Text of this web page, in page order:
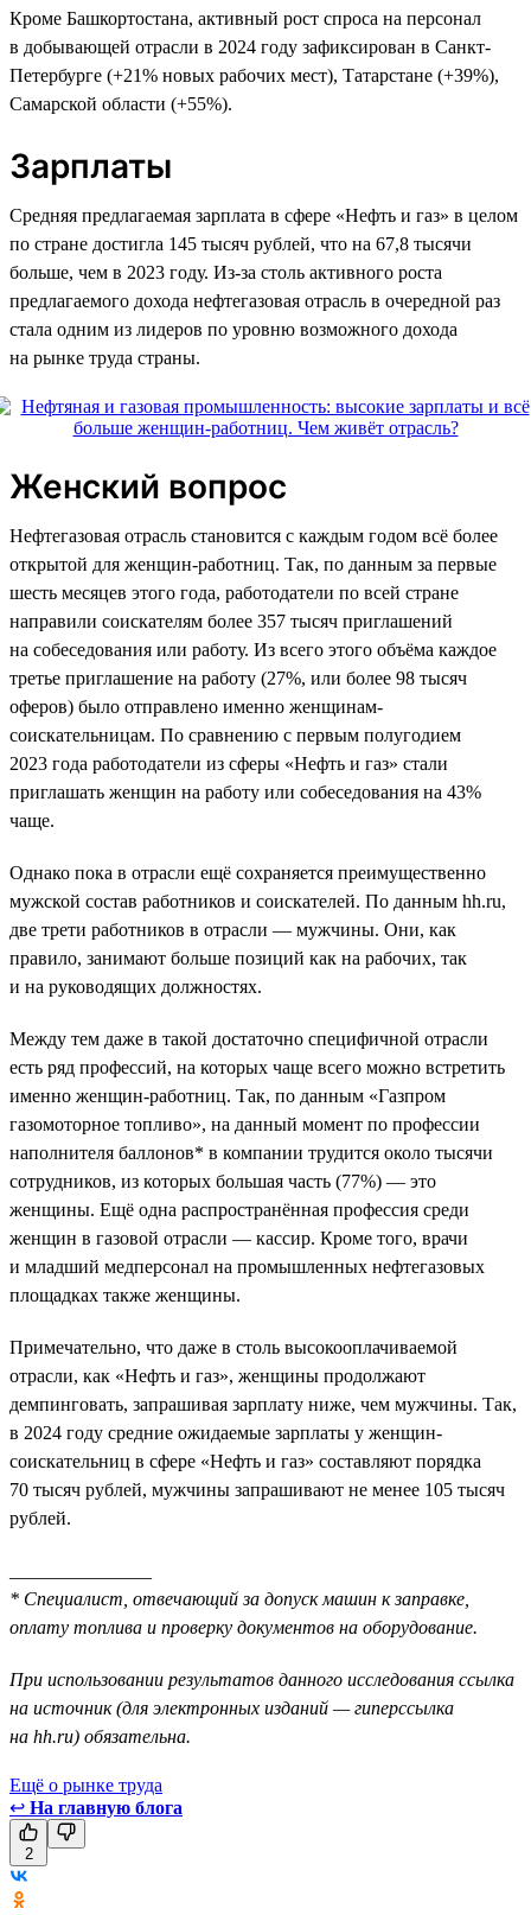
Кроме Башкортостана, активный рост спроса на персонал
в добывающей отрасли в 2024 году зафиксирован в Санкт-
Петербурге (+21% новых рабочих мест), Татарстане (+39%),
Самарской области (+55%).
Зарплаты
Средняя предлагаемая зарплата в сфере «Нефть и газ» в целом
по стране достигла 145 тысяч рублей, что на 67,8 тысячи
больше, чем в 2023 году. Из-за столь активного роста
предлагаемого дохода нефтегазовая отрасль в очередной раз
стала одним из лидеров по уровню возможного дохода
на рынке труда страны.
Женский вопрос
Нефтегазовая отрасль становится с каждым годом всё более
открытой для женщин-работниц. Так, по данным за первые
шесть месяцев этого года, работодатели по всей стране
направили соискателям более 357 тысяч приглашений
на собеседования или работу. Из всего этого объёма каждое
третье приглашение на работу (27%, или более 98 тысяч
оферов) было отправлено именно женщинам-
соискательницам. По сравнению с первым полугодием
2023 года работодатели из сферы «Нефть и газ» стали
приглашать женщин на работу или собеседования на 43%
чаще.
Однако пока в отрасли ещё сохраняется преимущественно
мужской состав работников и соискателей. По данным hh.ru,
две трети работников в отрасли — мужчины. Они, как
правило, занимают больше позиций как на рабочих, так
и на руководящих должностях.
Между тем даже в такой достаточно специфичной отрасли
есть ряд профессий, на которых чаще всего можно встретить
именно женщин-работниц. Так, по данным «Газпром
газомоторное топливо», на данный момент по профессии
наполнителя баллонов* в компании трудится около тысячи
сотрудников, из которых большая часть (77%) — это
женщины. Ещё одна распространённая профессия среди
женщин в газовой отрасли — кассир. Кроме того, врачи
и младший медперсонал на промышленных нефтегазовых
площадках также женщины.
Примечательно, что даже в столь высокооплачиваемой
отрасли, как «Нефть и газ», женщины продолжают
демпинговать, запрашивая зарплату ниже, чем мужчины. Так,
в 2024 году средние ожидаемые зарплаты у женщин-
соискательниц в сфере «Нефть и газ» составляют порядка
70 тысяч рублей, мужчины запрашивают не менее 105 тысяч
рублей.
* Специалист, отвечающий за допуск машин к заправке,
оплату топлива и проверку документов на оборудование.
При использовании результатов данного исследования ссылка
на источник (для электронных изданий — гиперссылка
на hh.ru) обязательна.
Ещё о рынке труда
↩ На главную блога
2